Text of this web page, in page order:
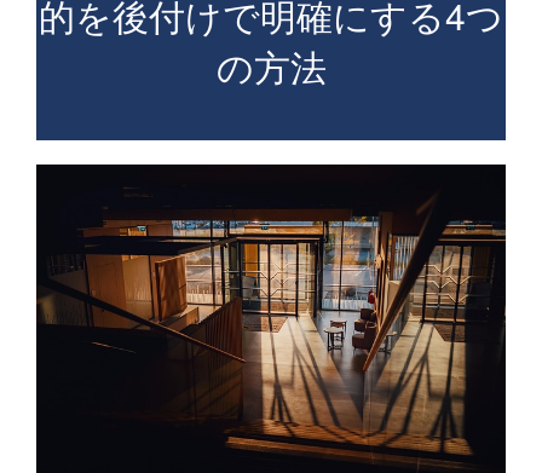
的を後付けで明確にする4つ
の方法